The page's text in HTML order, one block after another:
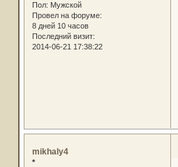
Пол: Мужской
Провел на форуме:
8 дней 10 часов
Последний визит:
2014-06-21 17:38:22
mikhaly4
*